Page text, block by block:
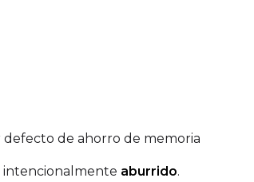
defecto de ahorro de memoria
intencionalmente aburrido.